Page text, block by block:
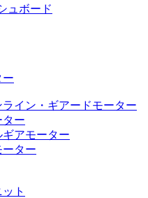
ュボード
ー
イン・ギアードモーター
ター
アモーター
ーター
ト